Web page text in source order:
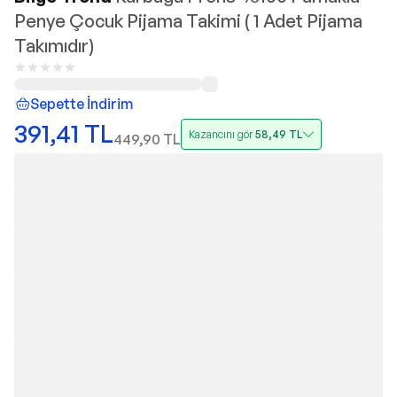
Penye Çocuk Pijama Takimi ( 1 Adet Pijama
Takımıdır)
Sepette İndirim
391,41 TL449,90 TL Kazancını gör58,49 TL